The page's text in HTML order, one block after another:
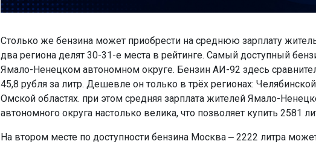
Столько же бензина может приобрести на среднюю зарплату житель
два региона делят 30-31-е места в рейтинге. Самый доступный
Ямало-Ненецком автономном округе. Бензин АИ-92 здесь
45,8 рубля за литр. Дешевле он только в трёх регионах:
Омской областях. при этом средняя зарплата жителей Ямало-
автономного округа настолько велика, что позволяет купить 2581
На втором месте по доступности бензина Москва ‒ 2222 литра